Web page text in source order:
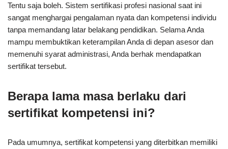
Tentu saja boleh. Sistem sertifikasi profesi nasional saat ini
sangat menghargai pengalaman nyata dan kompetensi individu
tanpa memandang latar belakang pendidikan. Selama Anda
mampu membuktikan keterampilan Anda di depan asesor dan
memenuhi syarat administrasi, Anda berhak mendapatkan
sertifikat tersebut.
Berapa lama masa berlaku dari
sertifikat kompetensi ini?
Pada umumnya, sertifikat kompetensi yang diterbitkan memiliki